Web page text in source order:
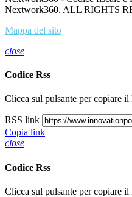
Nextwork360. ALL RIGHTS
Mappa del sito
close
Codice Rss
Clicca sul pulsante per copiare
RSS link
Copia link
close
Codice Rss
Clicca sul pulsante per copiare